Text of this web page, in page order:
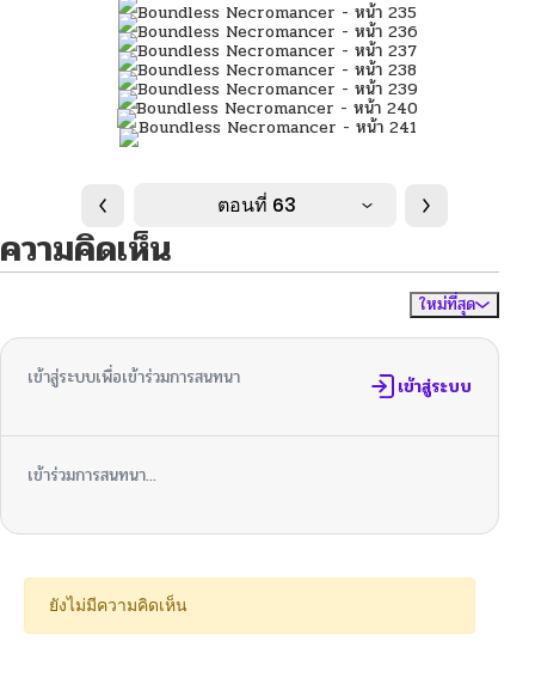
ตอนที่ 63
ความคิดเห็น
ใหม่ที่สุด
เข้าสู่ระบบเพื่อเข้าร่วมการสนทนา เข้าสู่ระบบ
เข้าร่วมการสนทนา...
ยังไม่มีความคิดเห็น